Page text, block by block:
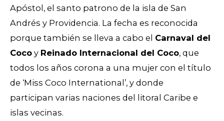
Apóstol, el santo patrono de la isla de San
Andrés y Providencia. La fecha es reconocida
porque también se lleva a cabo el Carnaval del
Coco y Reinado Internacional del Coco, que
todos los años corona a una mujer con el título
de ‘Miss Coco International’, y donde
participan varias naciones del litoral Caribe e
islas vecinas.